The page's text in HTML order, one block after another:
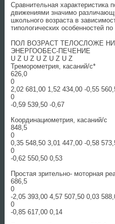
Сравнительная характеристика
движениями значимо
школьного возраста в
типологических особенностей
ПОЛ ВОЗРАСТ ТЕЛОСЛОЖЕ
ЭНЕРГООБЕС-ПЕЧЕНИЕ
U Z U Z U Z U Z U Z
Треморометрия, касаний/с*
626,0
0
2,02 681,00 1,52 434,00 -0,55
0
-0,59 539,50 -0,67
Координациометрия, касаний/с
848,5
0
0,35 548,50 3,01 447,00 -0,58
0
-0,62 550,50 0,53
Простая зрительно- моторная
686,5
0
-2,05 393,00 4,57 507,50 0,03
0
-0,85 617,00 0,14